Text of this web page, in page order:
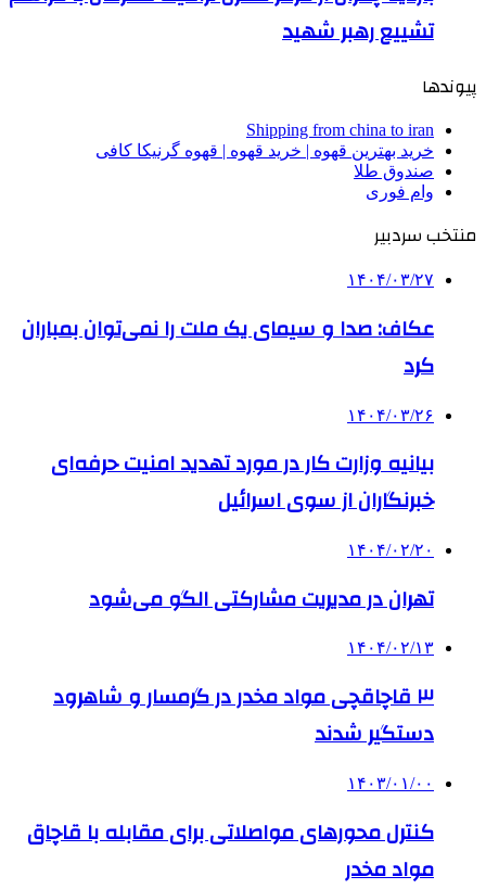
تشییع رهبر شهید
پیوندها
Shipping from china to iran
خرید بهترین قهوه | خرید قهوه | قهوه گرنیکا کافی
صندوق طلا
وام فوری
منتخب سردبیر
۱۴۰۴/۰۳/۲۷
عکاف: صدا و سیمای یک ملت را نمی‌توان بمباران
کرد
۱۴۰۴/۰۳/۲۶
بیانیه وزارت کار در مورد تهدید امنیت حرفه‌ای
خبرنگاران از سوی اسرائیل
۱۴۰۴/۰۲/۲۰
تهران در مدیریت مشارکتی الگو می‌شود
۱۴۰۴/۰۲/۱۳
۳ قاچاقچی مواد مخدر در گرمسار و شاهرود
دستگیر شدند
۱۴۰۳/۰۱/۰۰
کنترل محورهای مواصلاتی برای مقابله با قاچاق
مواد مخدر